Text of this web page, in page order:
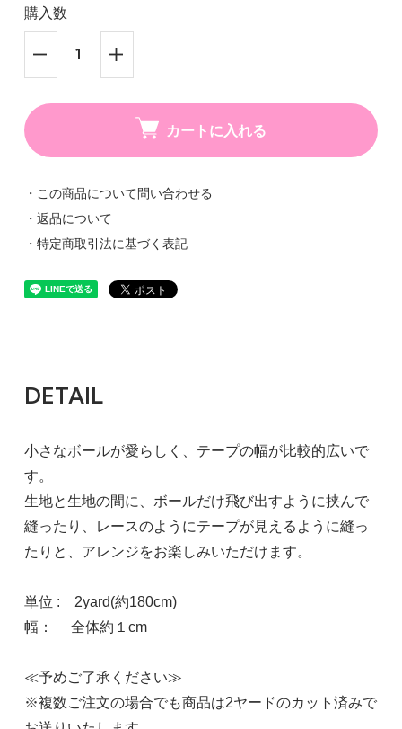
購入数
カートに入れる
・この商品について問い合わせる
・返品について
・特定商取引法に基づく表記
DETAIL
小さなボールが愛らしく、テープの幅が比較的広いで
す。
生地と生地の間に、ボールだけ飛び出すように挟んで
縫ったり、レースのようにテープが見えるように縫っ
たりと、アレンジをお楽しみいただけます。
単位 : 2yard(約180cm)
幅： 全体約１cm
≪予めご了承ください≫
※複数ご注文の場合でも商品は2ヤードのカット済みで